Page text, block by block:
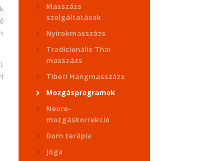
Masszázs
szolgáltatások
Nyirokmasszázs
Tradícionális Thai
masszázs
Tibeti Hangmasszázs
Mozgásprogramok
Neuro-
mozgáskorrekció
Dorn terápia
Jóga